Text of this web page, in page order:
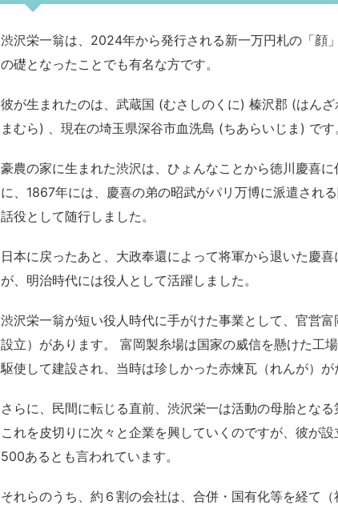
渋沢栄一翁は、2024年から発行される新一万円札の「顔
の礎となったことでも有名な方です。
彼が生まれたのは、武蔵国 (むさしのくに) 榛沢郡 (はん
まむら) 、現在の埼玉県深谷市血洗島 (ちあらいじま) です
豪農の家に生まれた渋沢は、ひょんなことから徳川慶喜
に、1867年には、慶喜の弟の昭武がパリ万博に派遣され
話役として随行しました。
日本に戻ったあと、大政奉還によって将軍から退いた慶
が、明治時代には役人として活躍しました。
渋沢栄一翁が短い役人時代に手がけた事業として、官営
設立）があります。 富岡製糸場は国家の威信を懸けた工
駆使して建設され、当時は珍しかった赤煉瓦（れんが）が
さらに、民間に転じる直前、渋沢栄一は活動の母胎となる
これを皮切りに次々と企業を興していくのですが、彼が
500あるとも言われています。
それらのうち、約６割の会社は、合併・国有化等を経て